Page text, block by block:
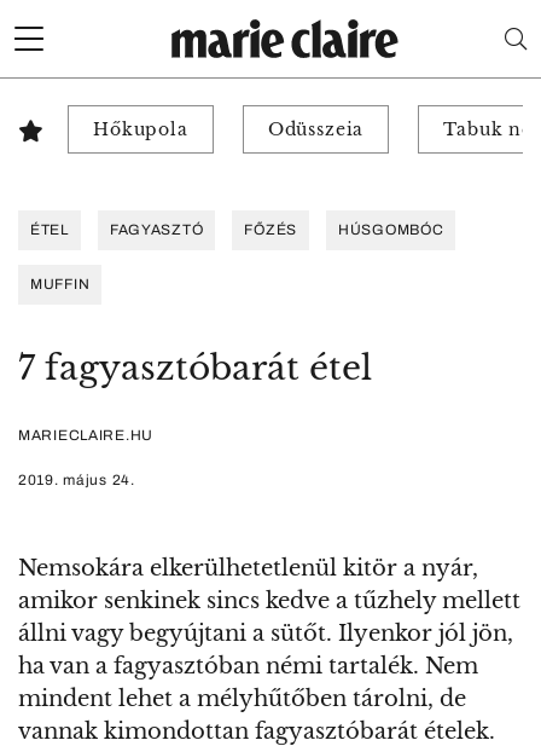
Hőkupola Odüsszeia Tabuk
ÉTEL FAGYASZTÓ FŐZÉS HÚSGOMBÓC
MUFFIN
7 fagyasztóbarát étel
MARIECLAIRE.HU
2019. május 24.
Nemsokára elkerülhetetlenül kitör a nyár,
amikor senkinek sincs kedve a tűzhely mellett
állni vagy begyújtani a sütőt. Ilyenkor jól jön,
ha van a fagyasztóban némi tartalék. Nem
mindent lehet a mélyhűtőben tárolni, de
vannak kimondottan fagyasztóbarát ételek.